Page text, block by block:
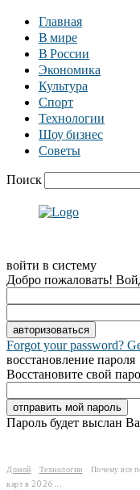
Главная
В мире
В России
Экономика
Культура
Спорт
Технологии
Шоу бизнес
Советы
Поиск
войти в систему
Добро пожаловать!
Forgot your password?
восстановление пароля
Восстановите свой
Пароль будет выслан
Домой Технологии
Почему все
карт в 2026...